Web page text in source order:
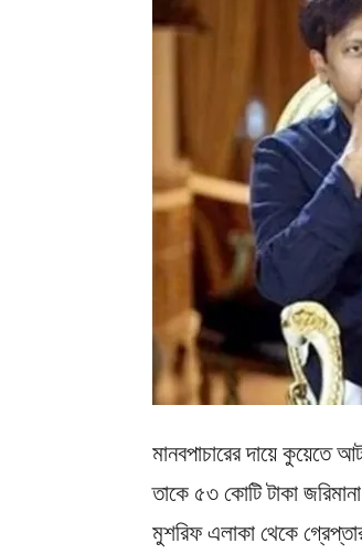
মানবপাচারের দায়ে কুয়েতে
তাকে ৫৩ কোটি টাকা
মুশরিফ এলাকা থেকে